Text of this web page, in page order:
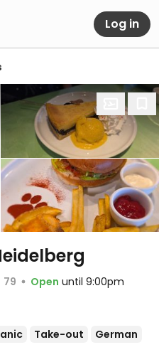
Log in
79 Open until 9:00pm
Take-out
German